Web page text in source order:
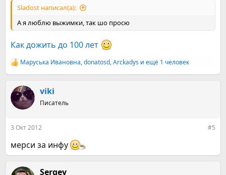
Sladost написал(а):
А я люблю выжимки, так шо просю
Как дожить до 100 лет
Р
е
к
ц
и
Маруська Ивановна,donatosd,Arckadys и ещё 1 человек
viki
Писатель
3 Окт 2012 #5
мерси за инфу
Sergey